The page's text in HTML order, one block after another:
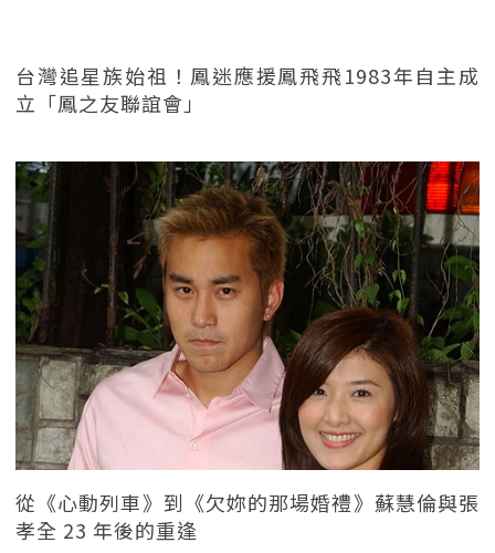
台灣追星族始祖！鳳迷應援鳳飛飛1983年自主成
立「鳳之友聯誼會」
從《心動列車》到《欠妳的那場婚禮》蘇慧倫與張
孝全 23 年後的重逢